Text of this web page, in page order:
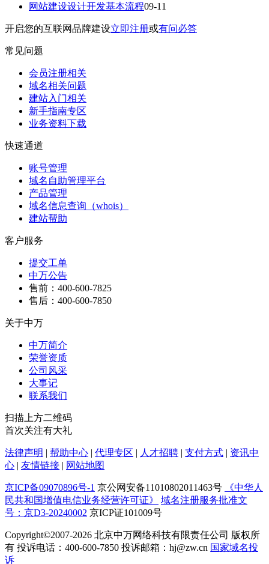
网站建设设计开发基本流程09-11
开启您的互联网品牌建设立即注册或有问必答
常见问题
会员注册相关
域名相关问题
建站入门相关
新手指南专区
业务资料下载
快速通道
账号管理
域名自助管理平台
产品管理
域名信息查询（whois）
建站帮助
客户服务
提交工单
中万公告
售前：400-600-7825
售后：400-600-7850
关于中万
中万简介
荣誉资质
公司风采
大事记
联系我们
扫描上方二维码
首次关注有大礼
法律声明 | 帮助中心 | 代理专区 | 人才招聘 | 支付方式 | 资讯中
心 | 友情链接 | 网站地图
京ICP备09070896号-1 京公网安备11010802011463号
《中华人
民共和国增值电信业务经营许可证》
域名注册服务批准文
号：京D3-20240002 京ICP证101009号
Copyright©2007-2026 北京中万网络科技有限责任公司 版权所
有 投诉电话：400-600-7850 投诉邮箱：hj@zw.cn 国家域名投
诉